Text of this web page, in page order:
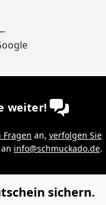
weiter!
an, verfolgen Sie
info@schmuckado.de.
sichern.